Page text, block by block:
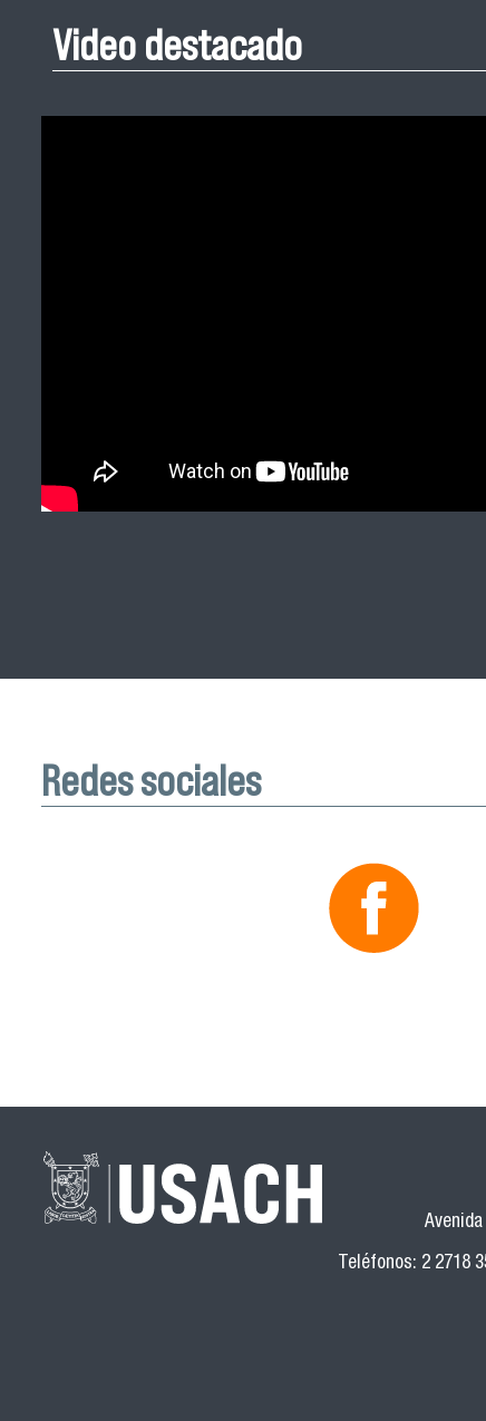
Video destacado
Redes sociales
Teléfonos: 2 2718